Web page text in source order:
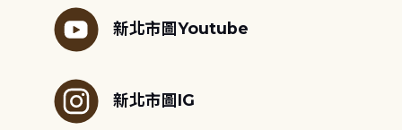
新北市圖Youtube
新北市圖IG